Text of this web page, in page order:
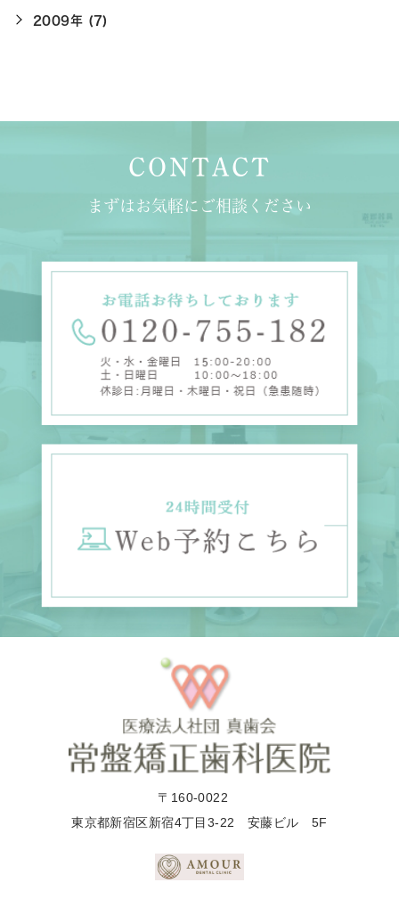
2009年 (7)
CONTACT
まずはお気軽にご相談ください
〒160-0022
東京都新宿区新宿4丁目3-22 安藤ビル 5F